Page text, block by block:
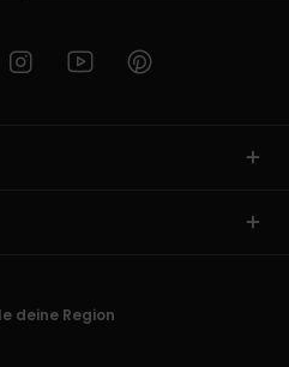
deine Region